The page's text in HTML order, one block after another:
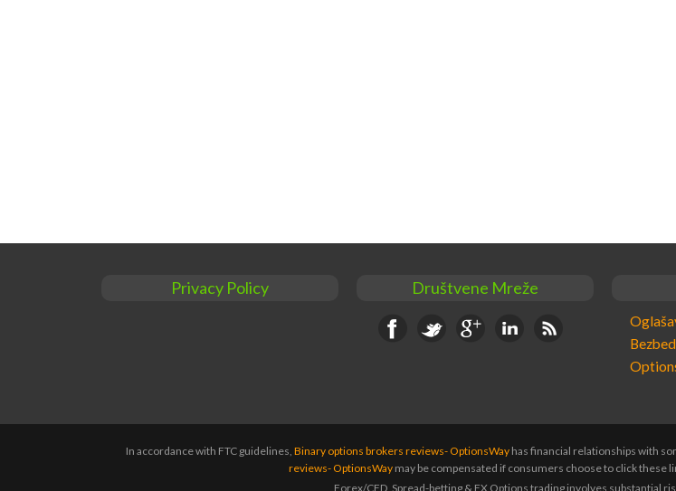
Privacy Policy Društvene Mreže
FacebookTwitter Google+LinkedinRSS
In accordance with FTC guidelines, Binary options brokers reviews- OptionsWayhas financial relationships with
reviews- OptionsWay may be compensated if consumers choose to click these
Forex/CFD, Spread-betting & FX Options trading involves substantial